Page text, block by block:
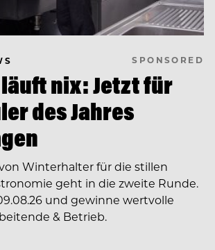
SPONSORED
läuft nix: Jetzt für
des Jahres
Winterhalter für die stillen
geht in die zweite Runde.
und gewinne wertvolle
& Betrieb.